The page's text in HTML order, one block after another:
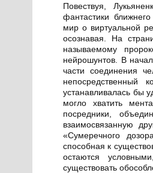
Повествуя,
фантастики
мир о виртуальной
осознавая. На
называемому
нейрошунтов. В
части соединения
непосредственный
устанавливалась бы
могло хватить
посредники,
взаимосвязанную
«Сумеречного
способная к
остаются
существовать